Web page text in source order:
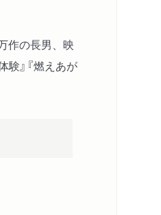
作の長男、映
』『燃えあが